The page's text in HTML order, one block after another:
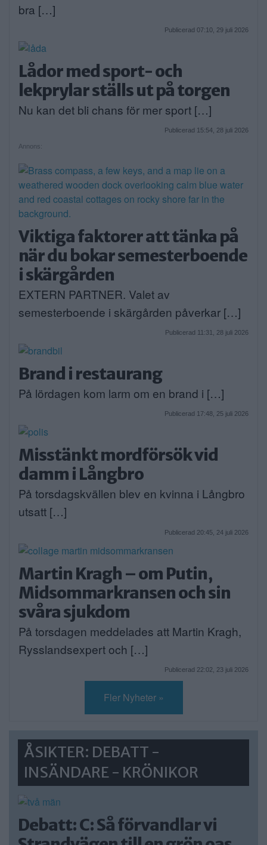
bra […]
Publicerad 07:10, 29 juli 2026
Lådor med sport- och
lekprylar ställs ut på torgen
Nu kan det bli chans för mer sport […]
Publicerad 15:54, 28 juli 2026
Annons:
Viktiga faktorer att tänka på
när du bokar semesterboende
i skärgården
EXTERN PARTNER. Valet av
semesterboende i skärgården påverkar […]
Publicerad 11:31, 28 juli 2026
Brand i restaurang
På lördagen kom larm om en brand i […]
Publicerad 17:48, 25 juli 2026
Misstänkt mordförsök vid
damm i Långbro
På torsdagskvällen blev en kvinna i Långbro
utsatt […]
Publicerad 20:45, 24 juli 2026
Martin Kragh – om Putin,
Midsommarkransen och sin
svåra sjukdom
På torsdagen meddelades att Martin Kragh,
Rysslandsexpert och […]
Publicerad 22:02, 23 juli 2026
Fler Nyheter »
ÅSIKTER: DEBATT -
INSÄNDARE - KRÖNIKOR
Debatt: C: Så förvandlar vi